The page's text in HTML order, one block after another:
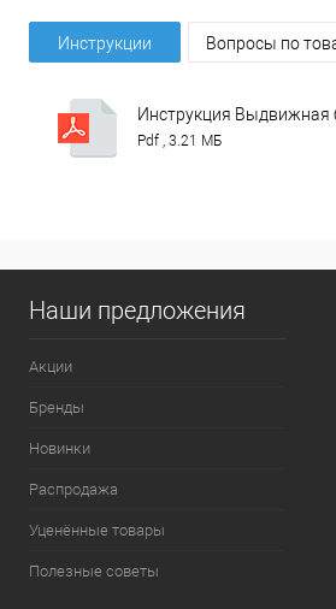
Инструкции Вопросы по
Инструкция Выдвижная
Pdf , 3.21 МБ
Наши предложения
Акции
Бренды
Новинки
Распродажа
Уценённые товары
Полезные советы